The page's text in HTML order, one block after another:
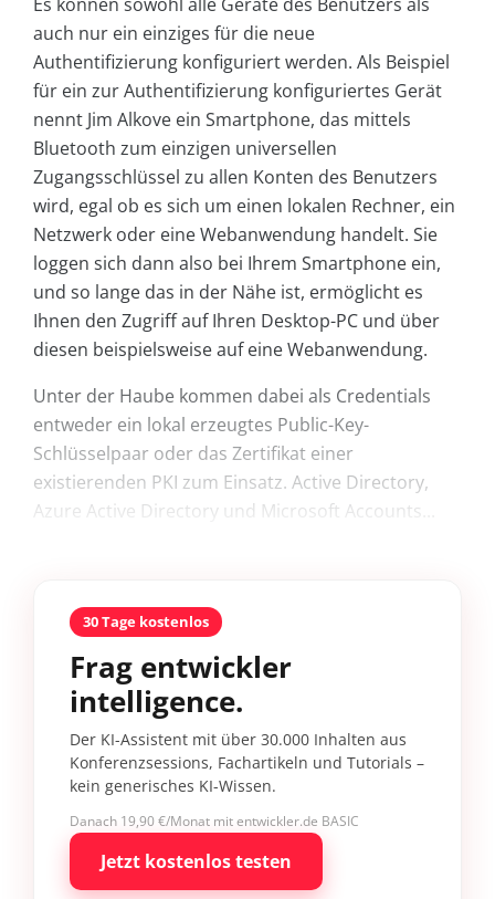
auch nur ein einziges für die neue
Authentifizierung konfiguriert werden. Als Beispiel
für ein zur Authentifizierung konfiguriertes Gerät
nennt Jim Alkove ein Smartphone, das mittels
Bluetooth zum einzigen universellen
Zugangsschlüssel zu allen Konten des Benutzers
wird, egal ob es sich um einen lokalen Rechner, ein
Netzwerk oder eine Webanwendung handelt. Sie
loggen sich dann also bei Ihrem Smartphone ein,
und so lange das in der Nähe ist, ermöglicht es
Ihnen den Zugriff auf Ihren Desktop-PC und über
diesen beispielsweise auf eine Webanwendung.
Unter der Haube kommen dabei als Credentials
entweder ein lokal erzeugtes Public-Key-
Schlüsselpaar oder das Zertifikat einer
existierenden PKI zum Einsatz. Active Directory,
Azure Active Directory und Microsoft Accounts...
30 Tage kostenlos
Frag entwickler
intelligence.
Der KI-Assistent mit über 30.000 Inhalten aus
Konferenzsessions, Fachartikeln und Tutorials –
kein generisches KI-Wissen.
Danach 19,90 €/Monat mit entwickler.de BASIC
Jetzt kostenlos testen